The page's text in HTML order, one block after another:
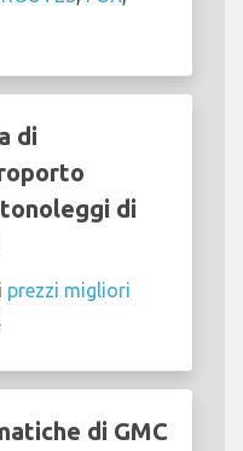
di
di
prezzi migliori
.
di GMC